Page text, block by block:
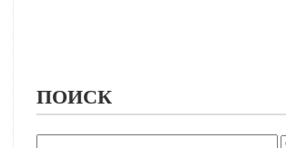
ПОИСК